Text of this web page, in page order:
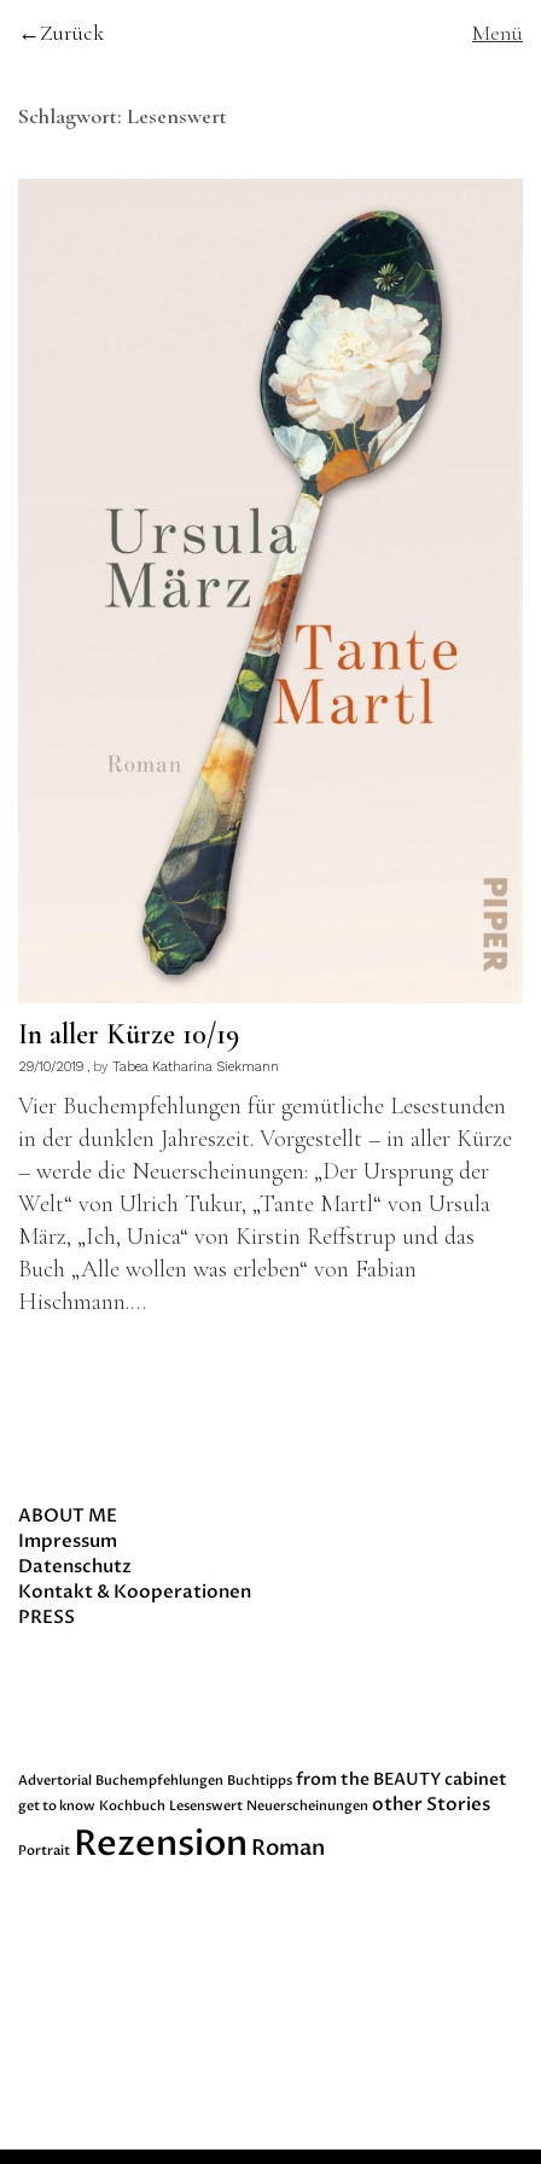
Zurück Menü
Schlagwort: Lesenswert
In aller Kürze 10/19
29/10/2019 by Tabea Katharina Siekmann
Vier Buchempfehlungen für gemütliche Lesestunden
in der dunklen Jahreszeit. Vorgestellt – in aller Kürze
– werde die Neuerscheinungen: „Der Ursprung der
Welt“ von Ulrich Tukur, „Tante Martl“ von Ursula
März, „Ich, Unica“ von Kirstin Reffstrup und das
Buch „Alle wollen was erleben“ von Fabian
Hischmann.…
ABOUT ME
Impressum
Datenschutz
Kontakt & Kooperationen
PRESS
Advertorial Buchempfehlungen Buchtipps from the BEAUTY cabinet
get to know Kochbuch Lesenswert Neuerscheinungen other Stories
Portrait Rezension Roman